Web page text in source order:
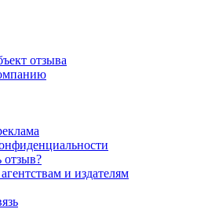
отзыва
отзыв?
и издателям